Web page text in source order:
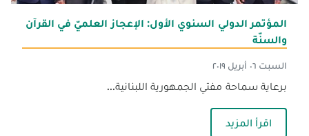
المؤتمر الدولي السنوي الأول: الإعجاز العلميّ في القرآن
والسنّة
السبت ٠٦ أبريل ٢٠١٩
برعاية سماحة مفتي الجمهورية اللبنانية...
اقرأ المزيد— المؤتمر الدولي السنوي الأول: الإعجاز العلميّ